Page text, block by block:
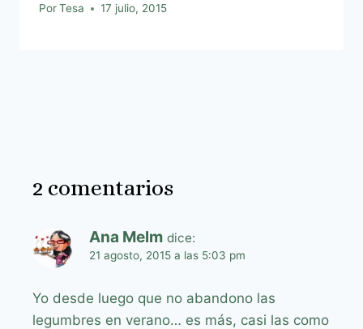
PorTesa 17 julio, 2015
2 comentarios
Ana Melm dice:
21 agosto, 2015 a las 5:03 pm
Yo desde luego que no abandono las
legumbres en verano… es más, casi las como